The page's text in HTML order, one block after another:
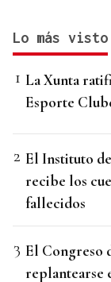
Lo más visto
La Xunta
Esporte
El Instituto
recibe los
fallecidos
El Congreso
replantearse